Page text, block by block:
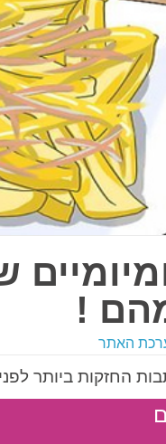
!
האתר
החזקות ביותר